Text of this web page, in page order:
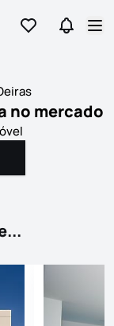
Ir para osIr para
no mercado